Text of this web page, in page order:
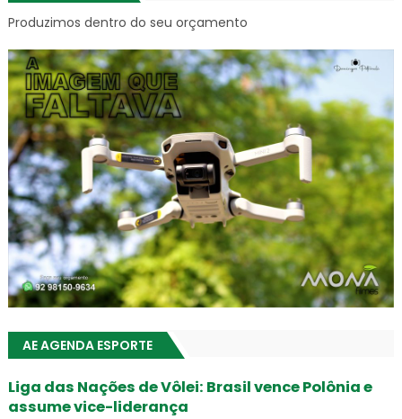
Produzimos dentro do seu orçamento
AE AGENDA ESPORTE
Liga das Nações de Vôlei: Brasil vence Polônia e
assume vice-liderança